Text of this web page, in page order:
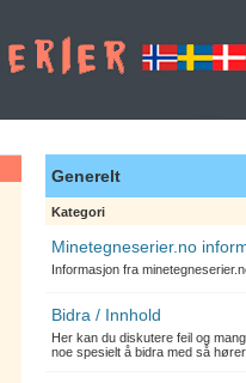
Generelt
Kategori
Minetegneserier.no
Informasjon fra
Bidra / Innhold
Her kan du diskutere feil og
noe spesielt å bidra med så